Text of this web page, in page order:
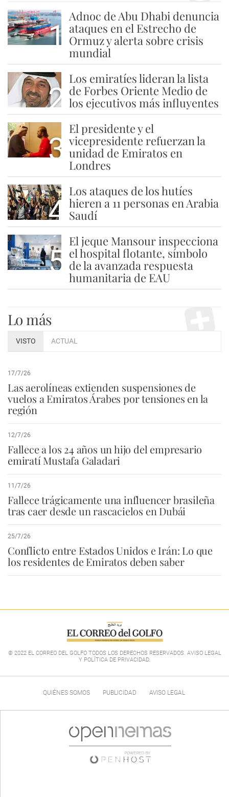
1
Adnoc de Abu Dhabi denuncia
ataques en el Estrecho de
Ormuz y alerta sobre crisis
mundial
2
Los emiratíes lideran la lista
de Forbes Oriente Medio de
los ejecutivos más influyentes
3
El presidente y el
vicepresidente refuerzan la
unidad de Emiratos en
Londres
4
Los ataques de los hutíes
hieren a 11 personas en Arabia
Saudí
5
El jeque Mansour inspecciona
el hospital flotante, símbolo
de la avanzada respuesta
humanitaria de EAU
Lo más
VISTO ACTUAL
17/7/26
Las aerolíneas extienden suspensiones de
vuelos a Emiratos Árabes por tensiones en la
región
12/7/26
Fallece a los 24 años un hijo del empresario
emiratí Mustafa Galadari
11/7/26
Fallece trágicamente una influencer brasileña
tras caer desde un rascacielos en Dubái
25/7/26
Conflicto entre Estados Unidos e Irán: Lo que
los residentes de Emiratos deben saber
© 2022 EL CORREO DEL GOLFO TODOS LOS DERECHOS RESERVADOS. AVISO LEGAL
Y POLÍTICA DE PRIVACIDAD.
QUIÉNES SOMOS PUBLICIDAD AVISO LEGAL